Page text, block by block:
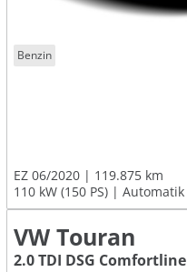
Benzin
EZ 06/2020
119.875 km
110 kW (150 PS)
Automatik
VW Touran
2.0 TDI DSG Comfortline